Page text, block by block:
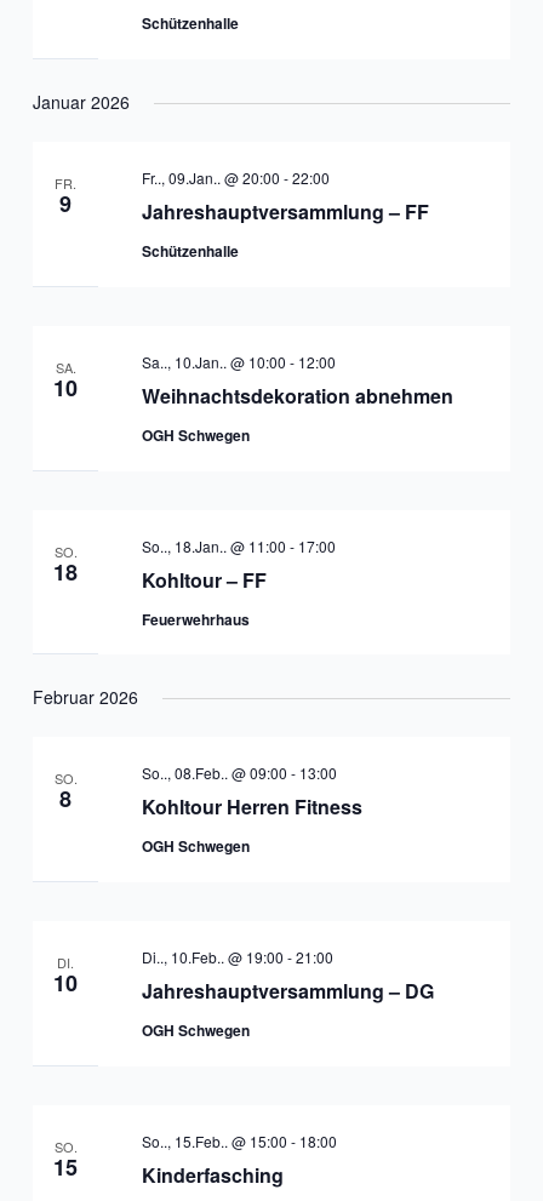
Schützenhalle
Januar 2026
FR.
9 Jahreshauptversammlung – FF
Fr.., 09.Jan.. @ 20:00 -22:00
Schützenhalle
SA.
10 Weihnachtsdekoration abnehmen
Sa.., 10.Jan.. @ 10:00 - 12:00
OGH Schwegen
SO.
18 Kohltour – FF
So.., 18.Jan.. @ 11:00 - 17:00
Feuerwehrhaus
Februar 2026
SO.
8 Kohltour Herren Fitness
So.., 08.Feb.. @ 09:00 - 13:00
OGH Schwegen
DI.
10 Jahreshauptversammlung – DG
Di.., 10.Feb.. @ 19:00 -21:00
OGH Schwegen
SO.
15 Kinderfasching
So.., 15.Feb.. @ 15:00 - 18:00